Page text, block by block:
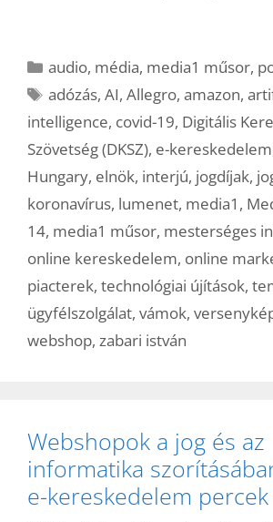
Kategória
audio, média, media1 műsor,
Címkék
adózás,AI,Allegro,amazon,
intelligence, covid-19, Digitális
Szövetség (DKSZ), e-kereskedelem
Hungary, elnök, interjú, jogdíjak,
koronavírus, lumenet, media1 ,
14, media1 műsor, mesterséges
online kereskedelem, online
piacterek, technológiai újítások,
ügyfélszolgálat, vámok,
webshop, zabari istván
Webshopok a jog és az
informatika
e-kereskedelem